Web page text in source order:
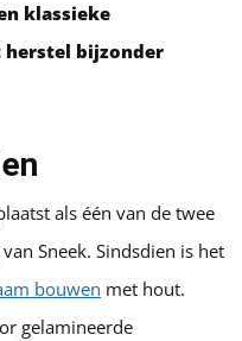
klassieke
bijzonder
als één van de twee
Sneek. Sindsdien is het
bouwen met hout.
gelamineerde